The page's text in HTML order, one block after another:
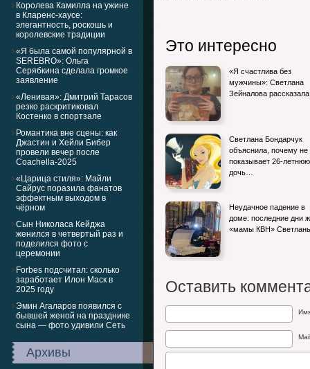
Королева Камилла на ужине
в Кларенс-хаусе:
элегантность, роскошь и
королевские традиции
«Я была самой популярной в
SEREBRO»: Ольга
Серябкина сделала громкое
заявление
«Ленивая»: Дмитрий Тарасов
резко раскритиковал
Костенко в спортзале
Романтика вне сцены: как
Джастин и Хейли Бибер
провели вечер после
Coachella-2025
«Царица стиля»: Майли
Сайрус поразила фанатов
эффектным выходом в
чёрном
Сын Николаса Кейджа
женился в четвертый раз и
поделился фото с
церемонии
Forbes подсчитал: сколько
заработает Илон Маск в
2025 году
Эмин Агаларов появился с
бывшей женой на празднике
сына — фото удивили Сеть
Архивы
Это интересно
«Я счастлива без
мужчины»: Светлана
Зейналова
Светлана Бондарчук
объяснила, почему не
показывает 26-летнюю
дочь…
Неудачное падение в
доме: последние дни
«мамы КВН»
Оставить